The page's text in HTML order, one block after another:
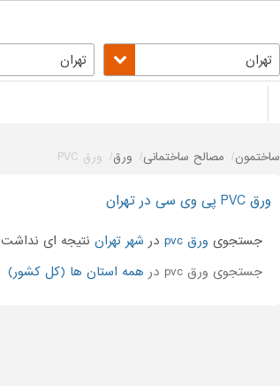
تهران تهران
ساختمون مصالح ساختمانی ورق ورق PVC
ورق PVC پی وی سی در تهران
جستجوی ورق pvc در شهر تهران نتیجه ای نداشت
جستجوی ورق pvc در
همه استان ها (کل کشور)